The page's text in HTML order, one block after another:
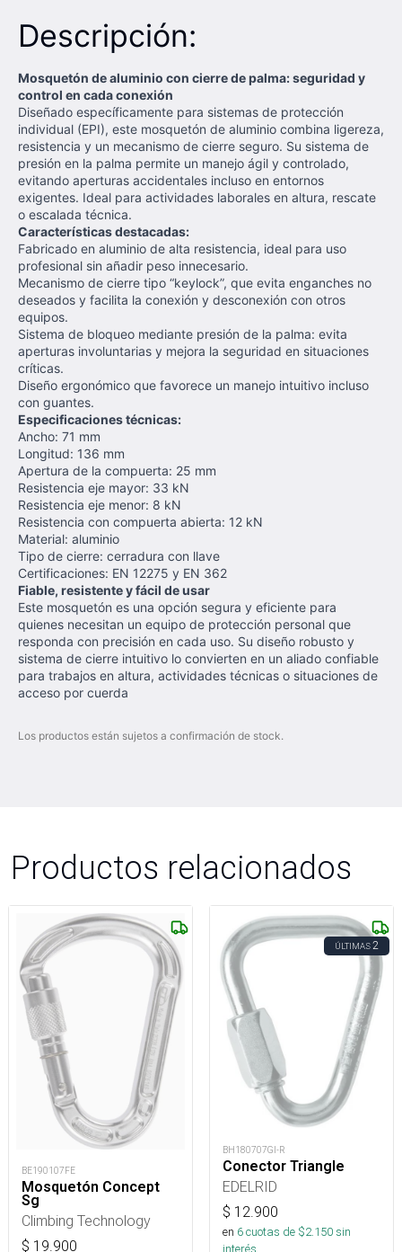
Descripción:
Mosquetón de aluminio con cierre de palma: seguridad y
control en cada conexión
Diseñado específicamente para sistemas de protección
individual (EPI), este mosquetón de aluminio combina ligereza,
resistencia y un mecanismo de cierre seguro. Su sistema de
presión en la palma permite un manejo ágil y controlado,
evitando aperturas accidentales incluso en entornos
exigentes. Ideal para actividades laborales en altura, rescate
o escalada técnica.
Características destacadas:
Fabricado en aluminio de alta resistencia, ideal para uso
profesional sin añadir peso innecesario.
Mecanismo de cierre tipo “keylock”, que evita enganches no
deseados y facilita la conexión y desconexión con otros
equipos.
Sistema de bloqueo mediante presión de la palma: evita
aperturas involuntarias y mejora la seguridad en situaciones
críticas.
Diseño ergonómico que favorece un manejo intuitivo incluso
con guantes.
Especificaciones técnicas:
Ancho: 71 mm
Longitud: 136 mm
Apertura de la compuerta: 25 mm
Resistencia eje mayor: 33 kN
Resistencia eje menor: 8 kN
Resistencia con compuerta abierta: 12 kN
Material: aluminio
Tipo de cierre: cerradura con llave
Certificaciones: EN 12275 y EN 362
Fiable, resistente y fácil de usar
Este mosquetón es una opción segura y eficiente para
quienes necesitan un equipo de protección personal que
responda con precisión en cada uso. Su diseño robusto y
sistema de cierre intuitivo lo convierten en un aliado confiable
para trabajos en altura, actividades técnicas o situaciones de
acceso por cuerda
Los productos están sujetos a confirmación de stock.
Productos relacionados
BE190107FE
Mosquetón Concept
Sg
Climbing Technology
$ 19.900
ÚLTIMAS2
BH180707GI-R
Conector Triangle
EDELRID
$ 12.900
en 6cuotas de $2.150sin